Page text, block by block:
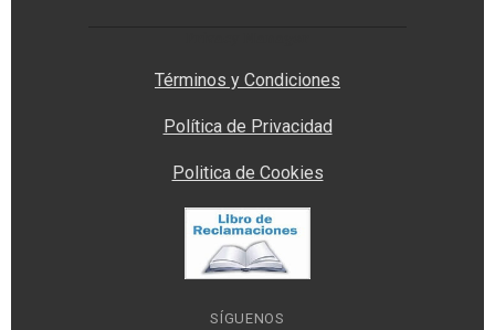
Términos y Condiciones
Política de Privacidad
Politica de Cookies
SÍGUENOS